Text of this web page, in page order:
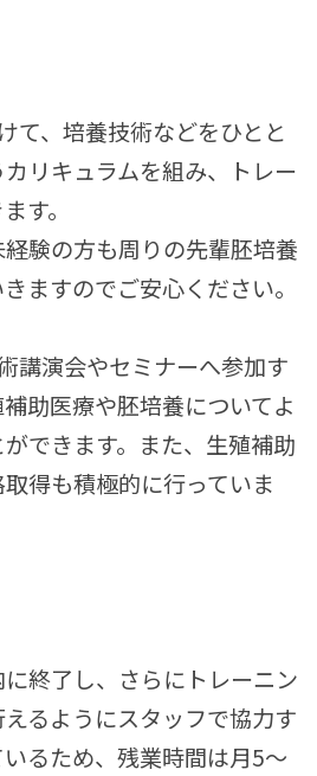
て、培養技術などをひとと
リキュラムを組み、トレー
す。
験の方も周りの先輩胚培養
ますのでご安心ください。
講演会やセミナーへ参加す
助医療や胚培養についてよ
できます。また、生殖補助
得も積極的に行っていま
終了し、さらにトレーニン
るようにスタッフで協力す
るため、残業時間は月5～